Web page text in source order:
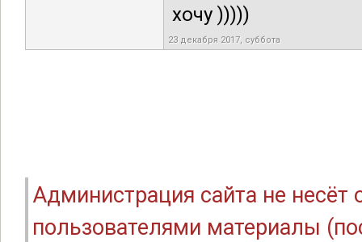
хочу )))))
23 декабря 2017, суббота
Администрация сайта не
пользователями материалы